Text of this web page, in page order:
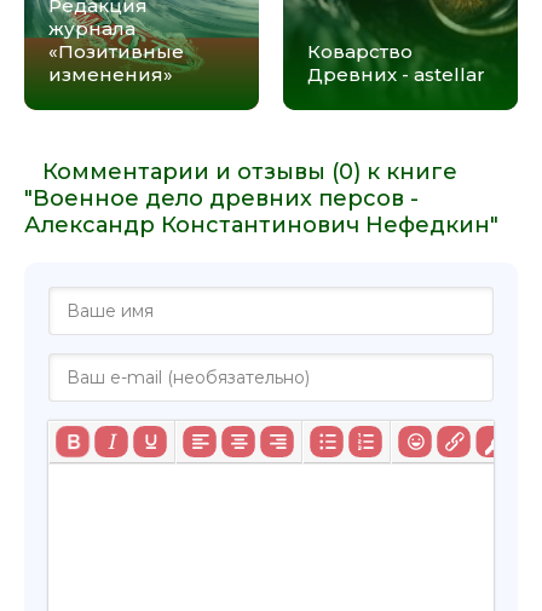
Редакция
журнала
«Позитивные
изменения»
Коварство
Древних - astellar
Комментарии и отзывы (0) к книге
"Военное дело древних персов -
Александр Константинович Нефедкин"